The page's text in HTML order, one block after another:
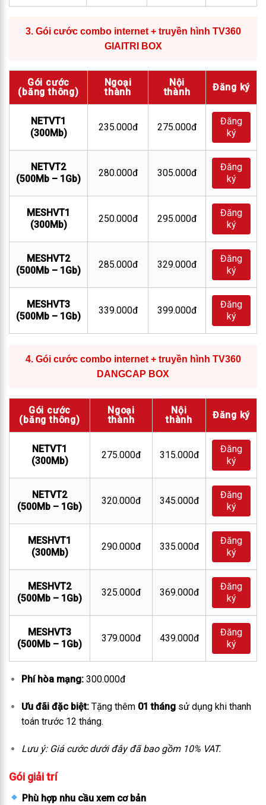
3. Gói cước combo internet + truyền hình TV360
GIAITRI BOX
Gói cước
(băng thông)
Ngoại
thành
Nội
thành
Đăng ký
NETVT1
(300Mb)
235.000đ 275.000đ
Đăng
ký
NETVT2
(500Mb – 1Gb)
280.000đ 305.000đ
Đăng
ký
MESHVT1
(300Mb)
250.000đ 295.000đ
Đăng
ký
MESHVT2
(500Mb – 1Gb)
285.000đ 329.000đ
Đăng
ký
MESHVT3
(500Mb – 1Gb)
339.000đ 399.000đ
Đăng
ký
4. Gói cước combo internet + truyền hình TV360
DANGCAP BOX
Gói cước
(băng thông)
Ngoại
thành
Nội
thành
Đăng ký
NETVT1
(300Mb)
275.000đ 315.000đ
Đăng
ký
NETVT2
(500Mb – 1Gb)
320.000đ 345.000đ
Đăng
ký
MESHVT1
(300Mb)
290.000đ 335.000đ
Đăng
ký
MESHVT2
(500Mb – 1Gb)
325.000đ 369.000đ
Đăng
ký
MESHVT3
(500Mb – 1Gb)
379.000đ 439.000đ
Đăng
ký
Phí hòa mạng:300.000đ
Ưu đãi đặc biệt:Tặng thêm 01 thángsử dụng khi thanh
toán trước 12 tháng.
Lưu ý: Giá cước dưới đây đã bao gồm 10% VAT.
Gói giải trí
Phù hợp nhu cầu xem cơ bản